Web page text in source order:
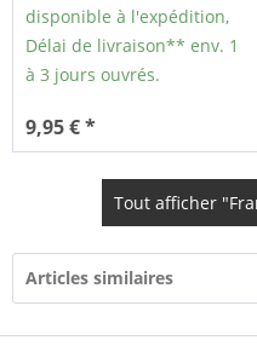
disponible à l'expédition,
Délai de livraison** env. 1
à 3 jours ouvrés.
9,95 € *
Tout afficher
Articles similaires